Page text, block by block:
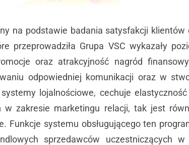
na podstawie badania satysfakcji
przeprowadziła Grupa VSC wykazały
oraz atrakcyjność nagród
odpowiedniej komunikacji oraz w
lojalnościowe, cechuje
w zakresie marketingu relacji, tak jest
Funkcje systemu obsługującego ten
sprzedawców uczestniczących